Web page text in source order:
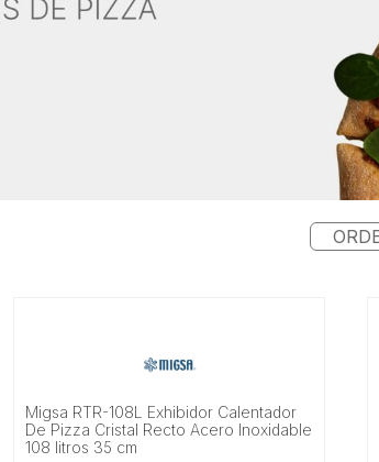
Migsa RTR-108L Exhibidor Calentador
De Pizza Cristal Recto Acero Inoxidable
108 litros 35 cm